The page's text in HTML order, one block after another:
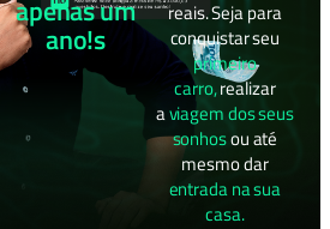
apenas um
ano!s
reais. Seja para
conquistar seu
primeiro
carro,realizar
aviagem dos seus
sonhosou até
mesmo dar
entrada na sua
casa.